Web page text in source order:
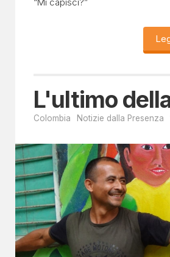
L'ultimo
Colombia Notizie dalla Presenza